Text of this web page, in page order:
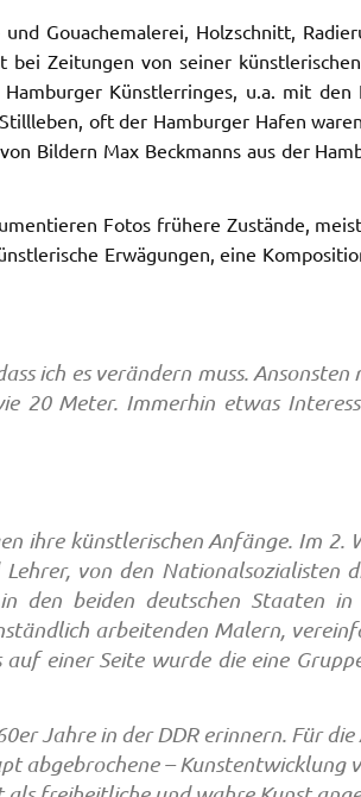
Gouachemalerei, Holzschnitt,
Zeitungen von seiner
Künstlerringes, u.a. mit den
oft der Hamburger Hafen
Bildern Max Beckmanns aus der
Fotos frühere Zustände,
Erwägungen, eine
ich es verändern muss.
20 Meter. Immerhin etwas
ihre künstlerischen Anfänge. Im 2.
von den Nationalsozialisten
den beiden deutschen Staaten
arbeitenden Malern,
einer Seite wurde die eine
Jahre in der DDR erinnern. Für
abgebrochene – Kunstentwicklung